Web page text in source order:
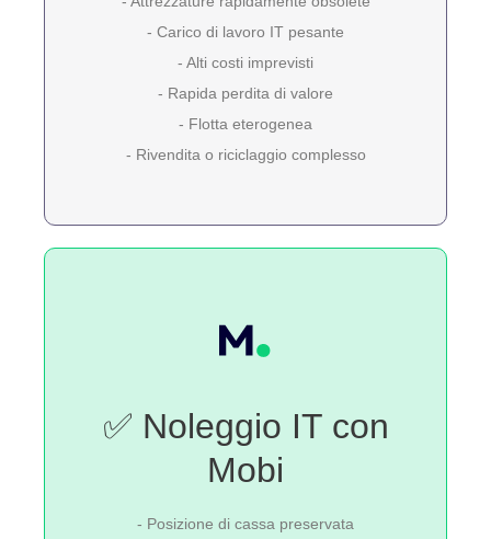
- Carico di lavoro IT pesante
- Alti costi imprevisti
- Rapida perdita di valore
- Flotta eterogenea
- Rivendita o riciclaggio complesso
✅ Noleggio IT con
Mobi
- Posizione di cassa preservata